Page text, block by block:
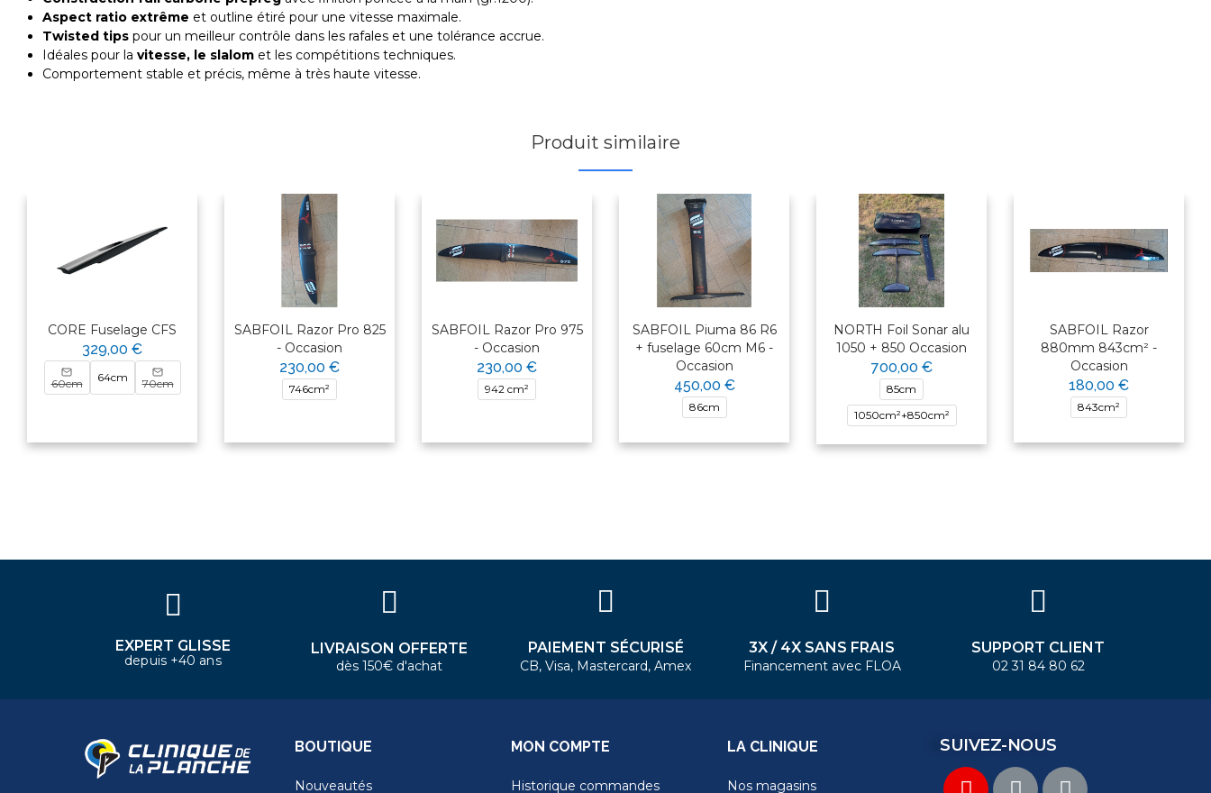
Aspect ratio extrême et outline étiré pour une vitesse maximale.
Twisted tips pour un meilleur contrôle dans les rafales et une tolérance accrue.
Idéales pour la vitesse, le slalom et les compétitions techniques.
Comportement stable et précis, même à très haute vitesse.
Produit similaire
CORE Fuselage CFS
329,00 €
60cm 64cm 70cm
SABFOIL Razor Pro 825
- Occasion
230,00 €
746cm²
SABFOIL Razor Pro 975
- Occasion
230,00 €
942 cm²
SABFOIL Piuma 86 R6
+ fuselage 60cm M6 -
Occasion
450,00 €
86cm
NORTH Foil Sonar alu
1050 + 850 Occasion
700,00 €
85cm
1050cm²+850cm²
SABFOIL Razor
880mm 843cm² -
Occasion
180,00 €
843cm²
aider aujourd'hui ?
EXPERT GLISSE
depuis +40 ans
LIVRAISON OFFERTE
dès 150€ d'achat
PAIEMENT SÉCURISÉ
CB, Visa, Mastercard, Amex
3X / 4X SANS FRAIS
Financement avec FLOA
SUPPORT CLIENT
02 31 84 80 62
BOUTIQUE
Nouveautés
MON COMPTE
Historique commandes
LA CLINIQUE
Nos magasins
SUIVEZ-NOUS